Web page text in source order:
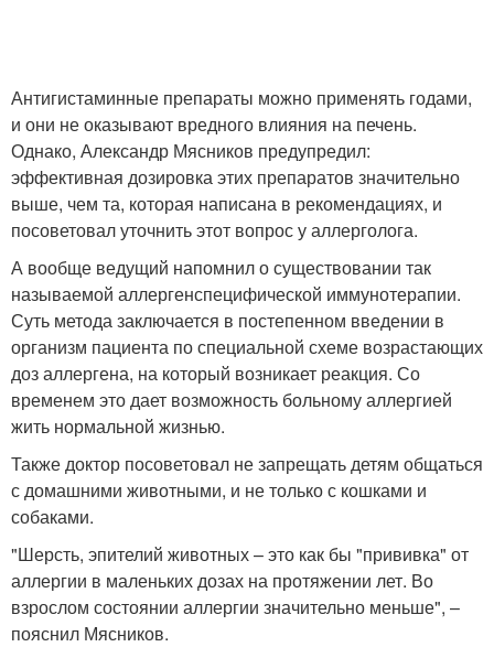
Антигистаминные препараты можно применять годами,
и они не оказывают вредного влияния на печень.
Однако, Александр Мясников предупредил:
эффективная дозировка этих препаратов значительно
выше, чем та, которая написана в рекомендациях, и
посоветовал уточнить этот вопрос у аллерголога.
А вообще ведущий напомнил о существовании так
называемой аллергенспецифической иммунотерапии.
Суть метода заключается в постепенном введении в
организм пациента по специальной схеме возрастающих
доз аллергена, на который возникает реакция. Со
временем это дает возможность больному аллергией
жить нормальной жизнью.
Также доктор посоветовал не запрещать детям общаться
с домашними животными, и не только с кошками и
собаками.
"Шерсть, эпителий животных – это как бы "прививка" от
аллергии в маленьких дозах на протяжении лет. Во
взрослом состоянии аллергии значительно меньше", –
пояснил Мясников.